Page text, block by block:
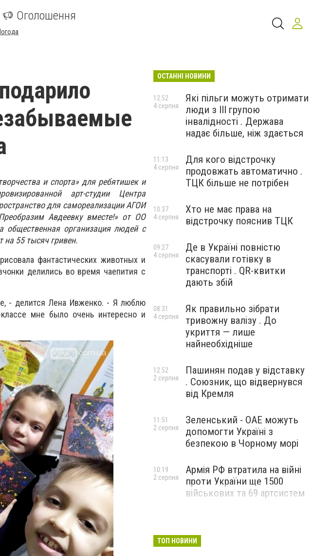
Оголошення
и спорта» для ребятишек и
арт-студии Центра
для самореализации АГОИ
Авдеевку вместе!» от ОО
общественная организация людей с
на 55 тысяч гривен.
фантастических животных и
делились во время чаепития с
- делится Лена Ивженко. - Я люблю
мне было очень интересно и
ОСТАННІ НОВИНИ
Які пільги можуть отримати
люди з III групою
інвалідності . Держава
надає більше, ніж здається
12:52
4 серпня
Для кого відстрочку
продовжать автоматично .
ТЦК більше не потрібен
11:13
4 серпня
Хто не має права на
відстрочку пояснив ТЦК
10:37
4 серпня
Де в Україні повністю
скасували готівку в
транспорті . QR-квитки
дають збій
09:27
4 серпня
Як правильно зібрати
тривожну валізу . До
укриття — лише
найнеобхідніше
08:31
4 серпня
Пашинян подав у відставку
. Союзник, що відвернувся
від Кремля
12:52
2 серпня
Зеленський - ОАЕ можуть
допомогти Україні з
безпекою в Чорному морі
11:51
2 серпня
Армія РФ втратила на війні
проти України ще 1500
військових та 69 артсистем
10:19
2 серпня
ТОП НОВИНИ